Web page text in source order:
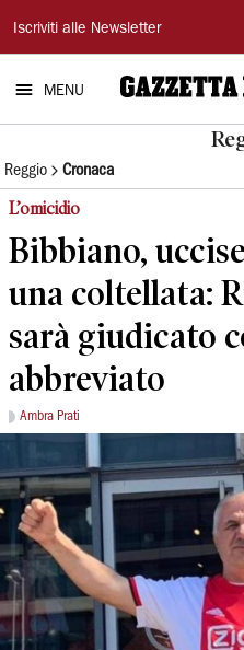
Gazzetta
di
Reggio
Iscriviti alle Newsletter
MENU
Reggio Cronaca
L’omicidio
Bibbiano,
una coltellata:
sarà giudicato
abbreviato
Ambra Prati